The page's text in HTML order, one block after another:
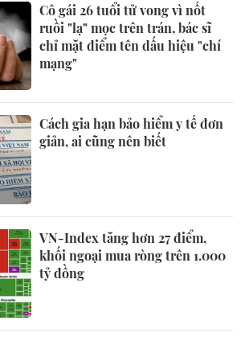
Cô gái 26 tuổi tử vong vì nốt
ruồi "lạ" mọc trên trán, bác sĩ
chỉ mặt điểm tên dấu hiệu "chí
mạng"
Cách gia hạn bảo hiểm y tế đơn
giản, ai cũng nên biết
VN-Index tăng hơn 27 điểm,
khối ngoại mua ròng trên 1.000
tỷ đồng